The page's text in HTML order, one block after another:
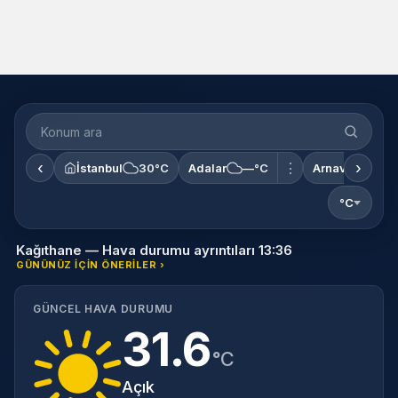
Konum
ara
‹ İstanbul 30°C Adalar —°C ⋮ Arnavutköy
›
°C
Kağıthane — Hava durumu ayrıntıları 13:36
GÜNÜNÜZ IÇIN ÖNERILER ›
GÜNCEL HAVA DURUMU
31.6°C
Açık